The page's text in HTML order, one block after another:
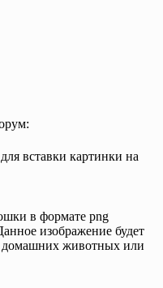
вставки картинки на
в формате png
изображение будет
домашних животных или